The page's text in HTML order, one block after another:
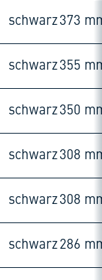
schwarz373
schwarz355
schwarz350
schwarz308
schwarz308
schwarz 286